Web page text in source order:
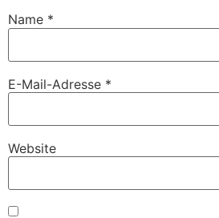
Name *
E-Mail-Adresse *
Website